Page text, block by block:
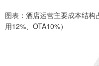
图表：酒店运营主要成本结
用12%、OTA10%）